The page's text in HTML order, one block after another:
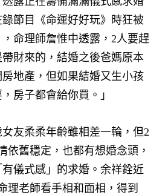
節目《命運好好玩》時狂被
命理師詹惟中透露，2人要趕
財來的，結婚之後爸媽原本
地產，但如果結婚又生小孩
房子都會給你買。」
友柔柔年齡雖相差一輪，但2
依舊穩定，也都有想婚念頭，
儀式感」的求婚。余祥銓近
理老師看手相和面相，得到